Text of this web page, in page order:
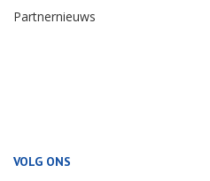
Partnernieuws
VOLG ONS